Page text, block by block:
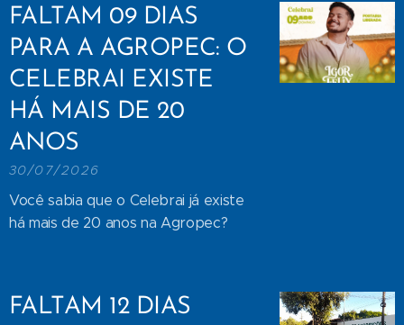
FALTAM 09 DIAS
PARA A AGROPEC: O
CELEBRAI EXISTE
HÁ MAIS DE 20
ANOS
30/07/2026
Você sabia que o Celebrai já existe
há mais de 20 anos na Agropec?
FALTAM 12 DIAS